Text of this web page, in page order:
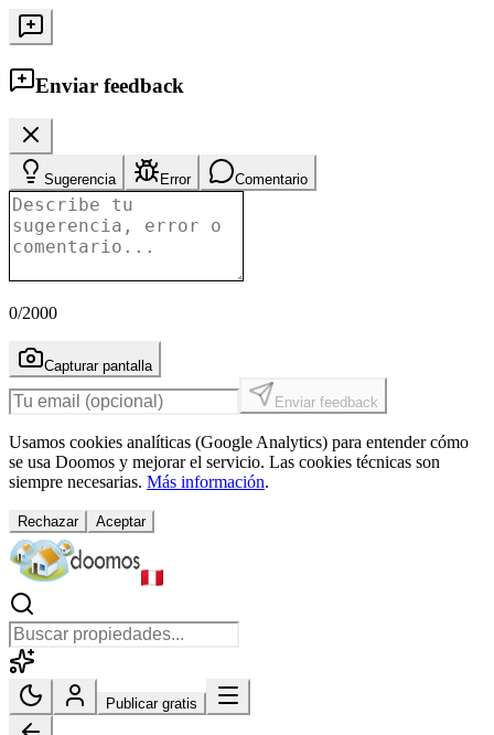
Enviar feedback
Sugerencia Error Comentario
0/2000
Capturar pantalla
Enviar feedback
Usamos cookies analíticas (Google Analytics) para entender cómo
se usa Doomos y mejorar el servicio. Las cookies técnicas son
siempre necesarias. Más información.
Rechazar Aceptar
Publicar gratis